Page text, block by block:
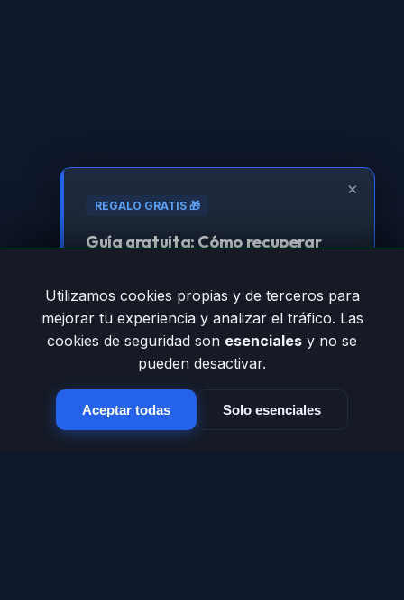
×
REGALO GRATIS 🎁
Guía gratuita: Cómo recuperar
Aprende la estrategia técnica para que
Google vuelva a amar tu sitio.
Registrarme para obtenerla
Utilizamos cookies propias y de terceros para
mejorar tu experiencia y analizar el tráfico. Las
cookies de seguridad son esenciales y no se
pueden desactivar.
Aceptar todas Solo esenciales